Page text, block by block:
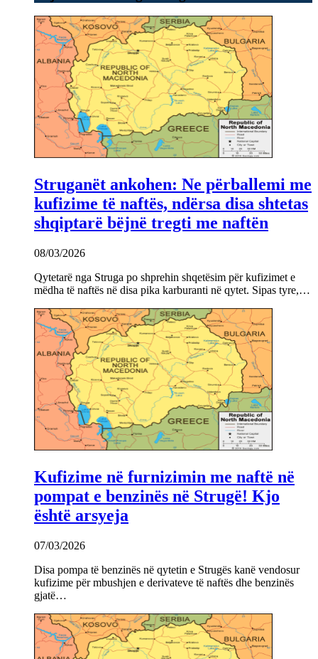
Struganët ankohen: Ne përballemi me
kufizime të naftës, ndërsa disa shtetas
shqiptarë bëjnë tregti me naftën
08/03/2026
Qytetarë nga Struga po shprehin shqetësim për kufizimet e
mëdha të naftës në disa pika karburanti në qytet. Sipas tyre,…
Kufizime në furnizimin me naftë në
pompat e benzinës në Strugë! Kjo
është arsyeja
07/03/2026
Disa pompa të benzinës në qytetin e Strugës kanë vendosur
kufizime për mbushjen e derivateve të naftës dhe benzinës
gjatë…